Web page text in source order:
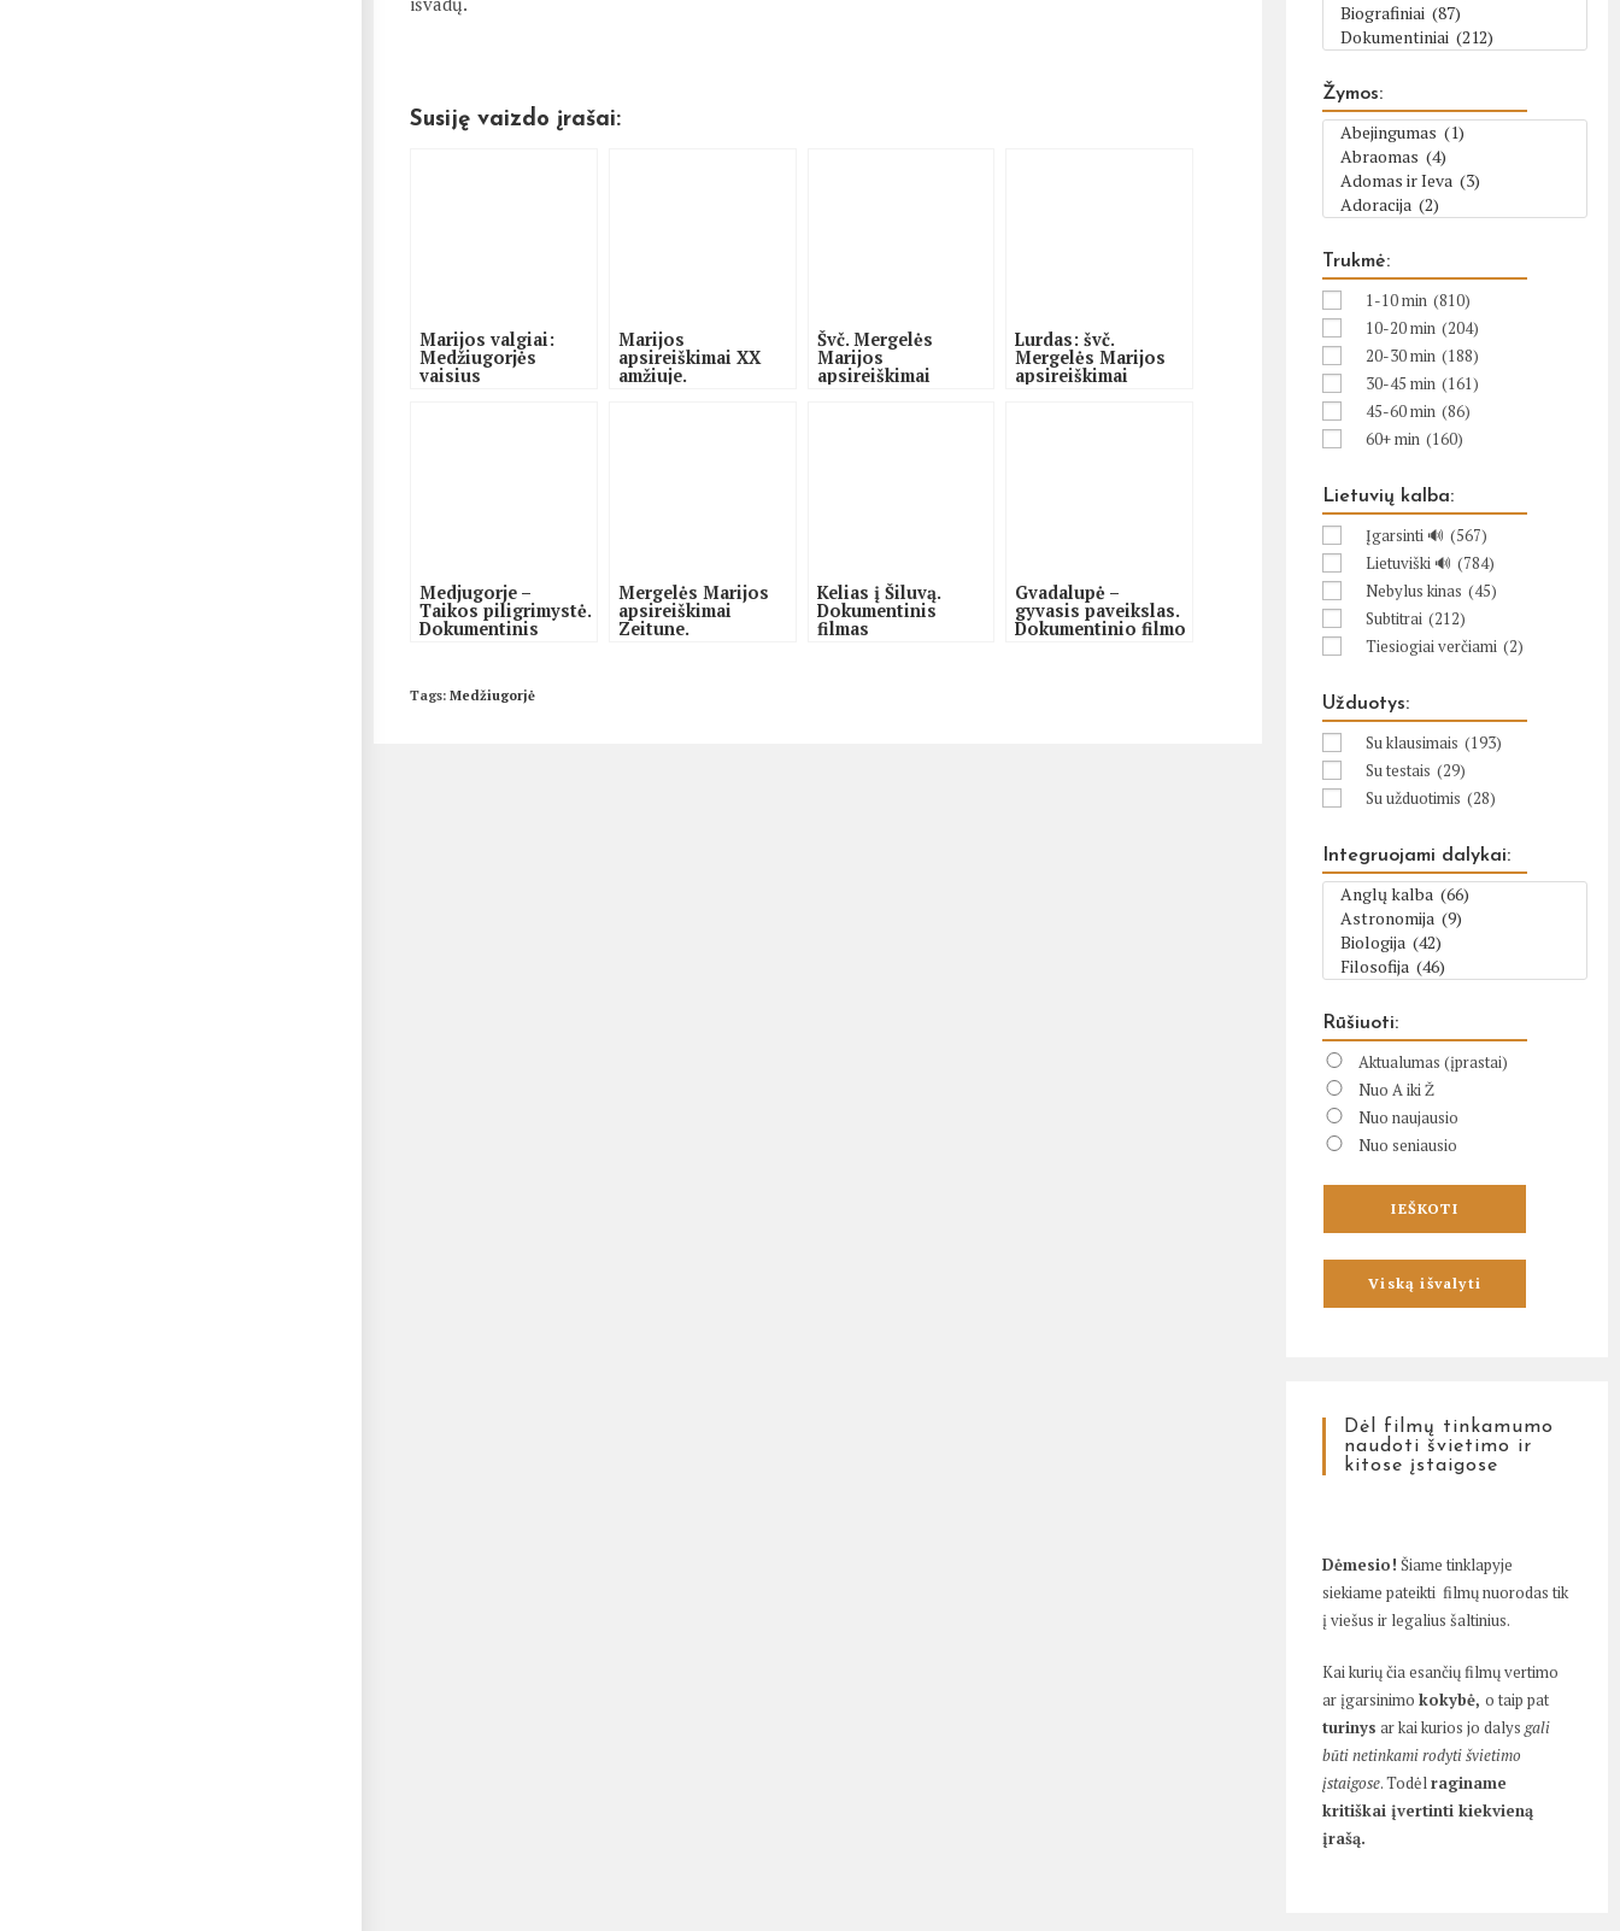
Susiję vaizdo įrašai:
Marijos valgiai:
Medžiugorjės
vaisius
Marijos
apsireiškimai XX
amžiuje.
Švč. Mergelės
Marijos
apsireiškimai
Lurdas: švč.
Mergelės Marijos
apsireiškimai
Medjugorje –
Taikos piligrimystė.
Dokumentinis
Mergelės Marijos
apsireiškimai
Zeitune.
Kelias į Šiluvą.
Dokumentinis
filmas
Gvadalupė –
gyvasis paveikslas.
Dokumentinio filmo
Tags:Medžiugorjė
Žymos:
Trukmė:
1-10 min (810)
10-20 min (204)
20-30 min (188)
30-45 min (161)
45-60 min (86)
60+ min (160)
Lietuvių kalba:
Įgarsinti 🔊 (567)
Lietuviški 🔊 (784)
Nebylus kinas (45)
Subtitrai (212)
Tiesiogiai verčiami (2)
Užduotys:
Su klausimais (193)
Su testais (29)
Su užduotimis (28)
Integruojami dalykai:
Rūšiuoti:
Aktualumas (įprastai)
Nuo A iki Ž
Nuo naujausio
Nuo seniausio
Dėl filmų tinkamumo
naudoti švietimo ir
kitose įstaigose
Dėmesio! Šiame tinklapyje
siekiame pateikti filmų nuorodas tik
į viešus ir legalius šaltinius.
Kai kurių čia esančių filmų vertimo
ar įgarsinimokokybė,o taip pat
turinys ar kai kurios jo dalysgali
būti netinkami rodyti švietimo
įstaigose. Todėlraginame
kritiškai įvertinti kiekvieną
įrašą.